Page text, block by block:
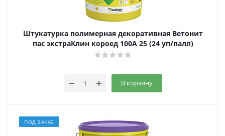
Штукатурка полимерная декоративная Ветонит
пас экстраКлин короед 100А 25 (24 уп/палл)
В корзину
ПОД ЗАКАЗ